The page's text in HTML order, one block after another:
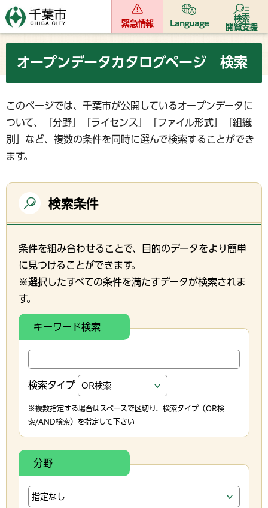
緊急情報 Language
検索
閲覧支援
オープンデータカタログページ 検索
このページでは、千葉市が公開しているオープンデータに
ついて、「分野」「ライセンス」「ファイル形式」「組織
別」など、複数の条件を同時に選んで検索することができ
ます。
検索条件
条件を組み合わせることで、目的のデータをより簡単
に見つけることができます。
※選択したすべての条件を満たすデータが検索されま
す。
キーワード検索
検索タイプ
※複数指定する場合はスペースで区切り、検索タイプ（OR検
索/AND検索）を指定して下さい
分野